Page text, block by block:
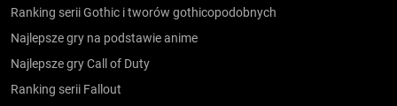
Ranking serii Gothic i tworów gothicopodobnych
Najlepsze gry na podstawie anime
Najlepsze gry Call of Duty
Ranking serii Fallout